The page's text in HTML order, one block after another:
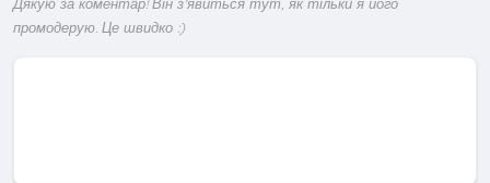
промодерую. Це швидко :)